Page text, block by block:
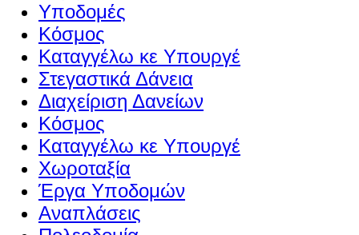
Υποδομές
Κόσμος
Καταγγέλω κε Υπουργέ
Στεγαστικά Δάνεια
Διαχείριση Δανείων
Κόσμος
Καταγγέλω κε Υπουργέ
Χωροταξία
Έργα Υποδομών
Αναπλάσεις